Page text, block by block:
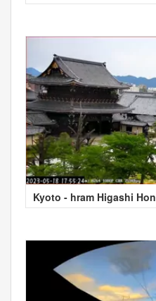
Kyoto - hram Higashi